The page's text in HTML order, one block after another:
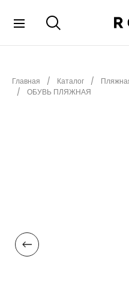
НОВИНКИ
АКСЕССУАРЫ
Главная Каталог
ОБУВЬ ПЛЯЖНАЯ